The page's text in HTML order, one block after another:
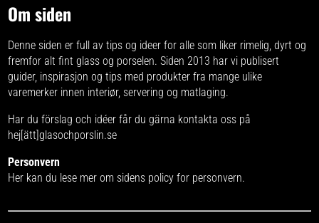
Om siden
Denne siden er full av tips og ideer for alle som liker rimelig, dyrt og
fremfor alt fint glass og porselen. Siden 2013 har vi publisert
guider, inspirasjon og tips med produkter fra mange ulike
varemerker innen interiør, servering og matlaging.
Har du förslag och idéer får du gärna kontakta oss på
hej[ätt]glasochporslin.se
Personvern
Her kan du lese mer om sidens policy for personvern.